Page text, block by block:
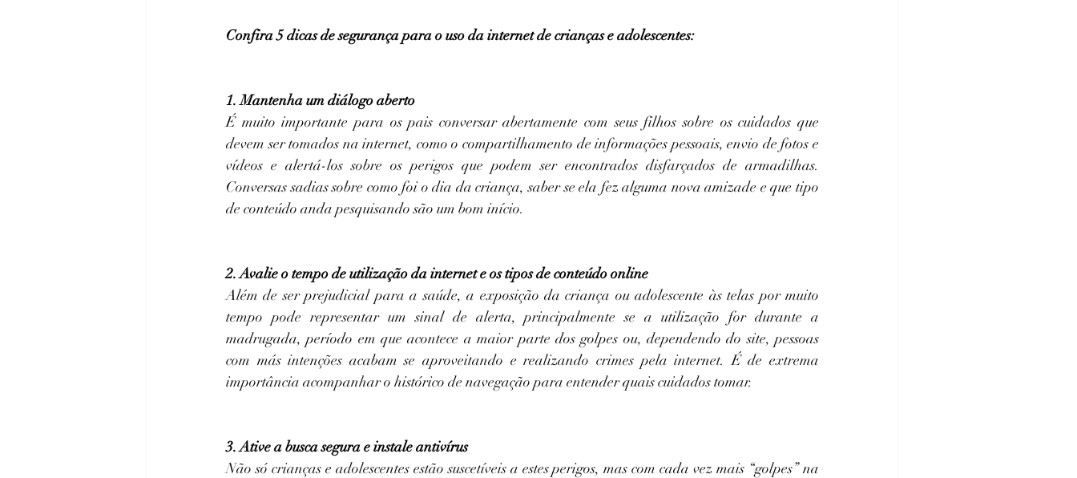
Confira 5 dicas de segurança para o uso da internet de crianças e adolescentes:
1. Mantenha um diálogo aberto
É muito importante para os pais conversar abertamente com seus filhos sobre os cuidados que
devem ser tomados na internet, como o compartilhamento de informações pessoais, envio de fotos e
vídeos e alertá-los sobre os perigos que podem ser encontrados disfarçados de armadilhas.
Conversas sadias sobre como foi o dia da criança, saber se ela fez alguma nova amizade e que tipo
de conteúdo anda pesquisando são um bom início.
2. Avalie o tempo de utilização da internet e os tipos de conteúdo online
Além de ser prejudicial para a saúde, a exposição da criança ou adolescente às telas por muito
tempo pode representar um sinal de alerta, principalmente se a utilização for durante a
madrugada, período em que acontece a maior parte dos golpes ou, dependendo do site, pessoas
com más intenções acabam se aproveitando e realizando crimes pela internet. É de extrema
importância acompanhar o histórico de navegação para entender quais cuidados tomar.
3. Ative a busca segura e instale antivírus
Não só crianças e adolescentes estão suscetíveis a estes perigos, mas com cada vez mais “golpes” na